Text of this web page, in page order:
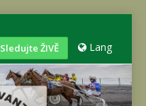
Sledujte ŽIVĚ Lang